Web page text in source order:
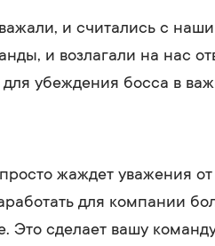
и считались с
и возлагали на нас
убеждения босса в
жаждет уважения от
для компании
Это сделает вашу